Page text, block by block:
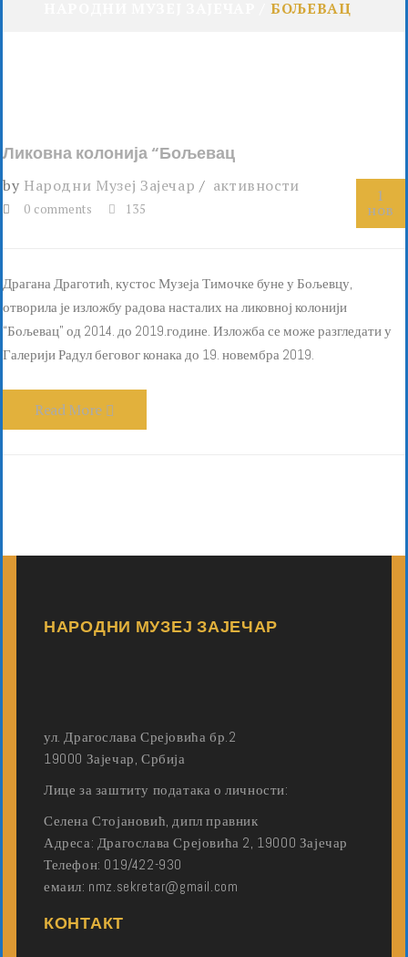
БОЉЕВАЦ
Ликовна колонија “Бољевац
by Народни Музеј Зајечар активности
0 comments 135
1
нов
Драгана Драготић, кустос Музеја Тимочке буне у Бољевцу,
отворила је изложбу радова насталих на ликовној колонији
“Бољевац” од 2014. до 2019.године. Изложба се може разгледати у
Галерији Радул беговог конака до 19. новембра 2019.
Read More
НАРОДНИ МУЗЕЈ ЗАЈЕЧАР
ул. Драгослава Срејовића бр.2
19000 Зајечар, Србија
Лице за заштиту података о личности:
Селена Стојановић, дипл правник
Адреса: Драгослава Срејовића 2, 19000 Зајечар
Телефон: 019/422-930
емаил: nmz.sekretar@gmail.com
КОНТАКТ